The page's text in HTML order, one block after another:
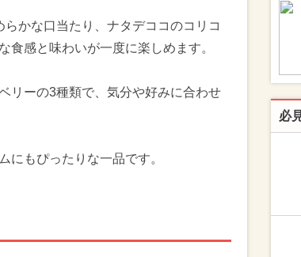
かな口当たり、ナタデココのコリコ
食感と味わいが一度に楽しめます。
リーの3種類で、気分や好みに合わせ
にもぴったりな一品です。
必